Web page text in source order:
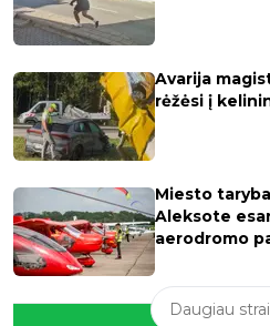
Avarija
rėžėsi į
Miesto
Aleksote
aerodromo
Daugiau